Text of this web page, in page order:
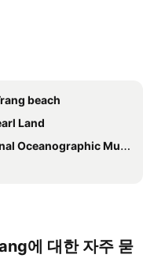
beach
Land
Museum of Vietnam
에 대한 자주 묻